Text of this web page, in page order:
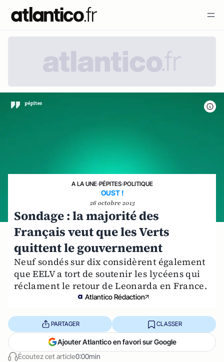
A LA UNE›PÉPITES›POLITIQUE
OUST !
26 octobre 2013
Sondage : la majorité des
Français veut que les Verts
quittent le gouvernement
Neuf sondés sur dix considèrent également
que EELV a tort de soutenir les lycéens qui
réclament le retour de Leonarda en France.
Atlantico Rédaction
Écoutez cet article0:00min
PARTAGER CLASSER
Ajouter Atlantico en favori sur Google